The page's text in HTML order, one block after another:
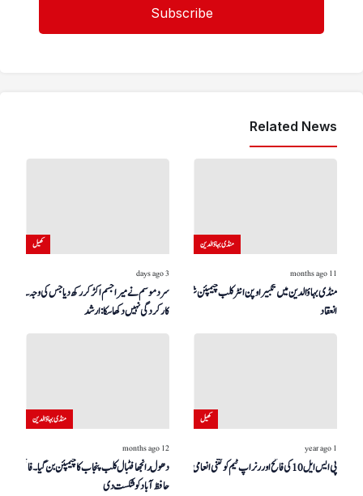
Related News
کھیل
3 days ago
سرد موسم نے میرا جسم اکڑ کر رکھ دیا جس کی وجہ سے
کارکردگی نہیں دکھا سکا: ارشد
منڈی بہاؤالدین
11 months ago
منڈی بہاؤالدین میں تکبیر اوپن انٹر کلب چیمپئن شپ کا
انعقاد
منڈی بہاؤالدین
12 months ago
دھول رانجھا فٹبال کلب پنجاب کا چیمپئن بن گیا۔ فائنل میں
حافظ آباد کو شکست دی
کھیل
1 year ago
پی ایس ایل 10 کی فاتح اور رنر اپ ٹیم کو کتنی انعامی رقم ملی؟